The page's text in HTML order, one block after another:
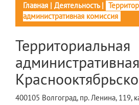
Главная | Деятельность|
административная комиссия
Территориальная
400105 Волгоград, пр. Ленина, 119,